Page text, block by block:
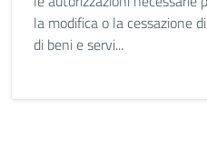
la modifica o la cessazione
di beni e servi...